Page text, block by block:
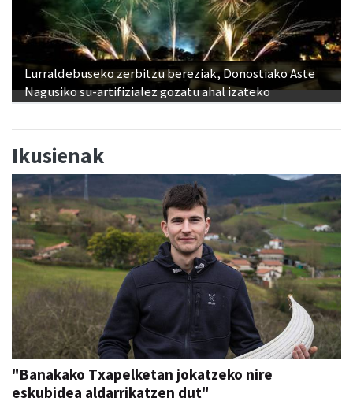
Lurraldebuseko zerbitzu bereziak, Donostiako Aste
Nagusiko su-artifizialez gozatu ahal izateko
Ikusienak
"Banakako Txapelketan jokatzeko nire
eskubidea aldarrikatzen dut"